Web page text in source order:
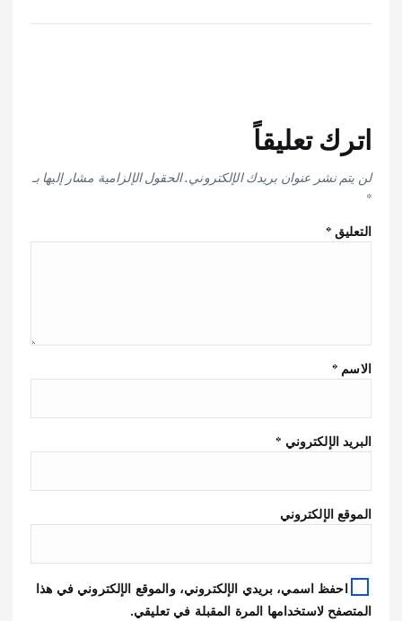
اترك تعليقاً
لن يتم نشر عنوان بريدك الإلكتروني.الحقول الإلزامية مشار إليها بـ
*
التعليق*
الاسم *
البريد الإلكتروني *
الموقع الإلكتروني
احفظ اسمي، بريدي الإلكتروني، والموقع الإلكتروني في هذا
المتصفح لاستخدامها المرة المقبلة في تعليقي.